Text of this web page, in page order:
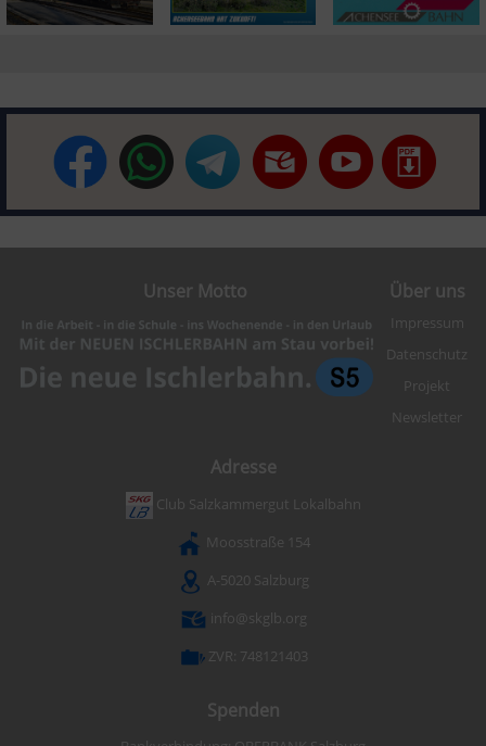
Unser Motto Über uns
Impressum
Datenschutz
Projekt
Newsletter
Adresse
Club Salzkammergut Lokalbahn
Moosstraße 154
A-5020 Salzburg
info@skglb.org
ZVR: 748121403
Spenden